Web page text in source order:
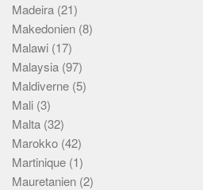
Madeira (21)
Makedonien (8)
Malawi (17)
Malaysia (97)
Maldiverne (5)
Mali (3)
Malta (32)
Marokko (42)
Martinique (1)
Mauretanien (2)